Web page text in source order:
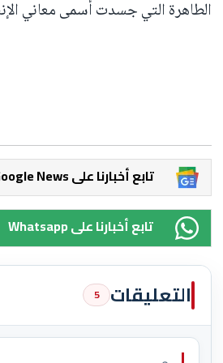
الطاهرة التي جسدت أسمى معاني
Google News تابع أخبارنا على
Whatsapp تابع أخبارنا على
التعليقات 5